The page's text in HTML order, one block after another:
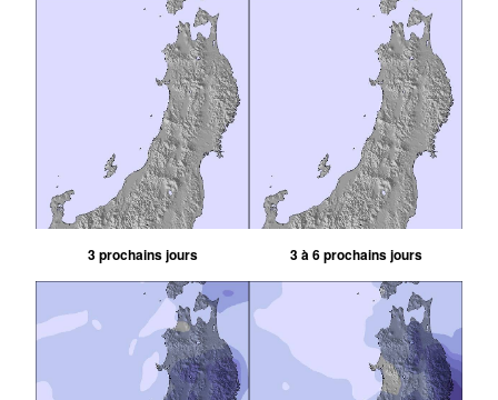
3 prochains jours 3 à 6 prochains jours